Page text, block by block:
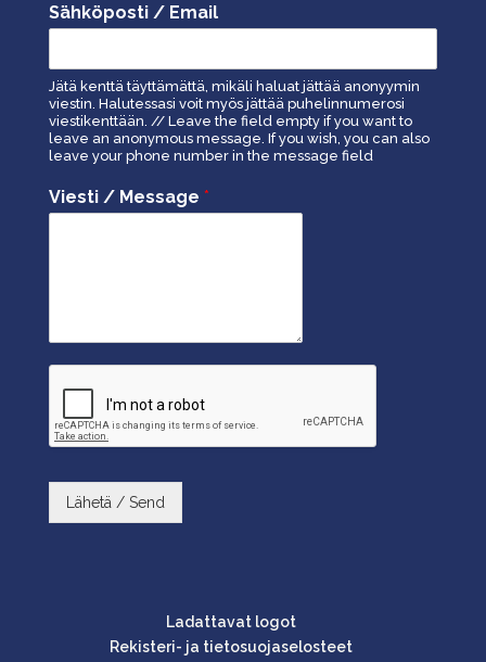
Sähköposti / Email
Jätä kenttä täyttämättä, mikäli haluat jättää anonyymin
viestin. Halutessasi voit myös jättää puhelinnumerosi
viestikenttään. // Leave the field empty if you want to
leave an anonymous message. If you wish, you can also
leave your phone number in the message field
Viesti / Message *
Lähetä / Send
Ladattavat logot
Rekisteri- ja tietosuojaselosteet